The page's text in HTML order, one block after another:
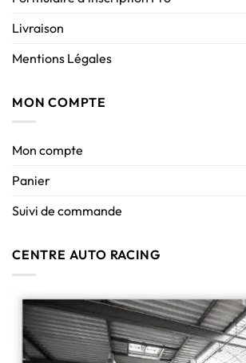
Livraison
Mentions Légales
MON COMPTE
Mon compte
Panier
Suivi de commande
CENTRE AUTO RACING